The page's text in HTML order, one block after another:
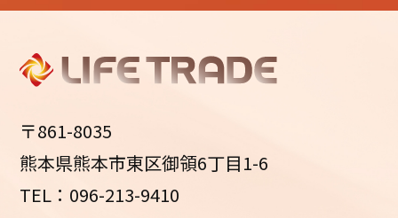
〒861-8035
熊本県熊本市東区御領6丁目1-6
TEL：096-213-9410